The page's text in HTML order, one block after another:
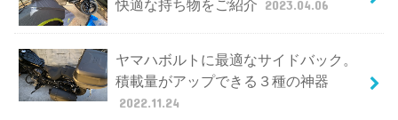
快適な持ち物をご紹介 2023.04.06
ヤマハボルトに最適なサイドバック。
積載量がアップできる３種の神器
2022.11.24